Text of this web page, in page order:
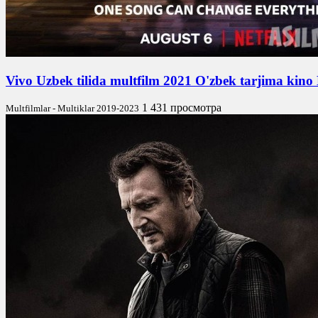
Vivo Uzbek tilida multfilm 2021 O'zbek tarjima kino
Multfilmlar - Multiklar 2019-2023 1 431 просмотра